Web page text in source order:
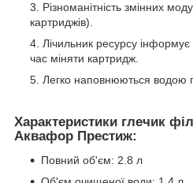
Різноманітність змінних
картриджів).
Лічильник ресурсу
час міняти картридж.
Легко наповнюються водою
Характеристики глечик
Аквафор Престиж:
Повний об'єм: 2.8 л